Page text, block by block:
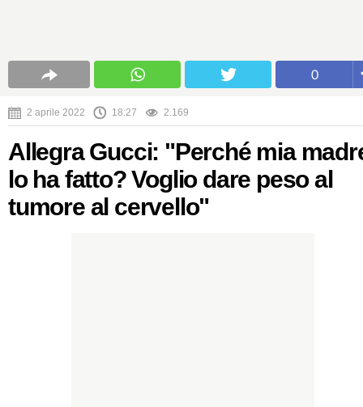
0
2 aprile 2022 18:27 2.169
Allegra Gucci: "Perché mia
lo ha fatto? Voglio dare peso al
tumore al cervello"